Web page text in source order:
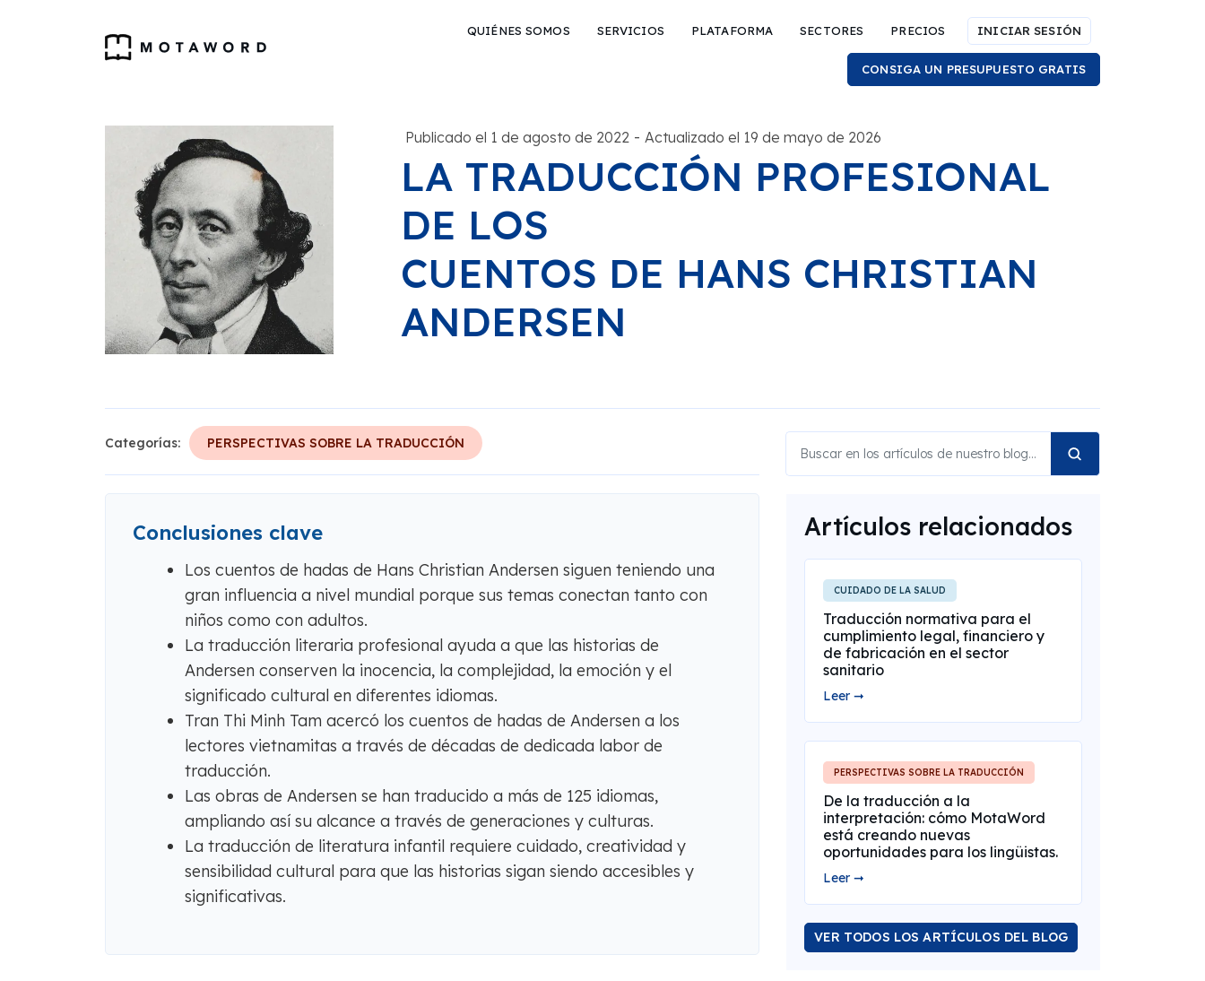
QUIÉNES SOMOS SERVICIOS PLATAFORMA SECTORES PRECIOS INICIAR SESIÓN
CONSIGA UN PRESUPUESTO GRATIS
Publicado el 1 de agosto de 2022 - Actualizado el 19 de mayo de 2026
LA TRADUCCIÓN PROFESIONAL
DE LOS
CUENTOS DE HANS CHRISTIAN
ANDERSEN
Categorías: PERSPECTIVAS SOBRE LA TRADUCCIÓN
Conclusiones clave
Los cuentos de hadas de Hans Christian Andersen siguen teniendo una
gran influencia a nivel mundial porque sus temas conectan tanto con
niños como con adultos.
La traducción literaria profesional ayuda a que las historias de
Andersen conserven la inocencia, la complejidad, la emoción y el
significado cultural en diferentes idiomas.
Tran Thi Minh Tam acercó los cuentos de hadas de Andersen a los
lectores vietnamitas a través de décadas de dedicada labor de
traducción.
Las obras de Andersen se han traducido a más de 125 idiomas,
ampliando así su alcance a través de generaciones y culturas.
La traducción de literatura infantil requiere cuidado, creatividad y
sensibilidad cultural para que las historias sigan siendo accesibles y
significativas.
Artículos relacionados
CUIDADO DE LA SALUD
Traducción normativa para el
cumplimiento legal, financiero y
de fabricación en el sector
sanitario
Leer ➞
PERSPECTIVAS SOBRE LA TRADUCCIÓN
De la traducción a la
interpretación: cómo MotaWord
está creando nuevas
oportunidades para los lingüistas.
Leer ➞
VER TODOS LOS ARTÍCULOS DEL BLOG